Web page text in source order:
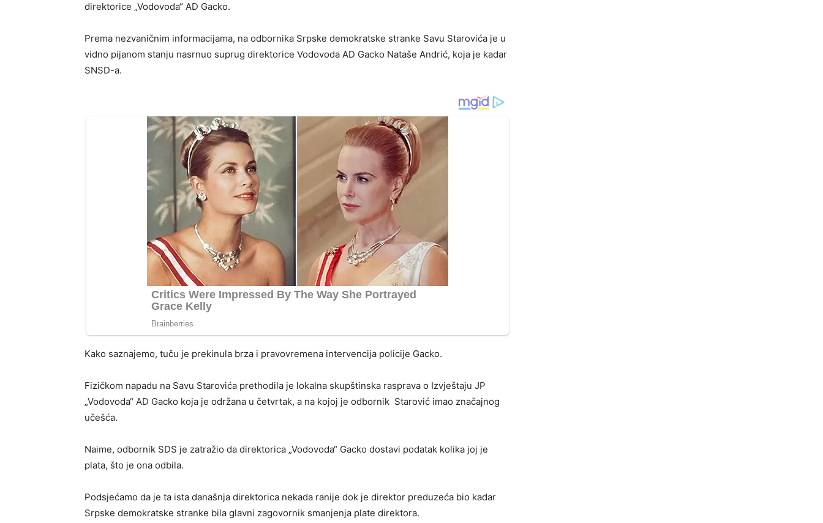
direktorice „Vodovoda“ AD Gacko.
Prema nezvaničnim informacijama, na odbornika Srpske demokratske stranke Savu Starovića je u
vidno pijanom stanju nasrnuo suprug direktorice Vodovoda AD Gacko Nataše Andrić, koja je kadar
SNSD-a.
Kako saznajemo, tuču je prekinula brza i pravovremena intervencija policije Gacko.
Fizičkom napadu na Savu Starovića prethodila je lokalna skupštinska rasprava o Izvještaju JP
„Vodovoda“ AD Gacko koja je održana u četvrtak, a na kojoj je odbornik Starović imao značajnog
učešća.
Naime, odbornik SDS je zatražio da direktorica „Vodovoda“ Gacko dostavi podatak kolika joj je
plata, što je ona odbila.
Podsjećamo da je ta ista današnja direktorica nekada ranije dok je direktor preduzeća bio kadar
Srpske demokratske stranke bila glavni zagovornik smanjenja plate direktora.